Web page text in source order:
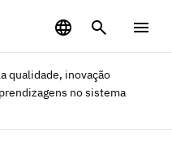
qualidade, inovação
no sistema